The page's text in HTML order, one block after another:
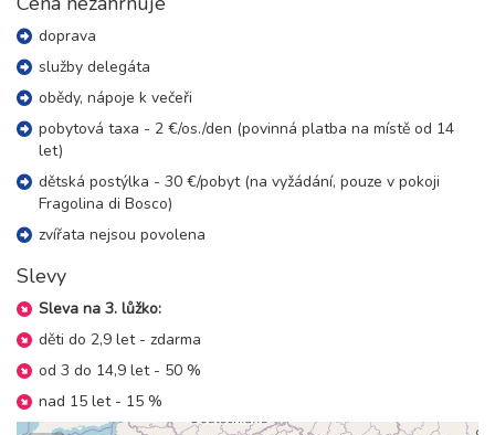
13.09. - 16.09.26
neděle - středa
5 900 Kč
neděle - čtvrtek
5 dní (4 noci)
13.09. - 18.09.26
9 700 Kč
13.09. - 20.09.26
neděle - neděle
13 600 Kč
20.09. - 23.09.26
neděle - středa
5 900 Kč rezervovat
doprava
služby delegáta
obědy, nápoje k večeři
pobytová taxa - 2 €/os./den (povinná platba na místě od 14
let)
dětská postýlka - 30 €/pobyt (na vyžádání, pouze v pokoji
Fragolina di Bosco)
zvířata nejsou povolena
Slevy
Sleva na 3. lůžko:
děti do 2,9 let - zdarma
od 3 do 14,9 let - 50 %
nad 15 let - 15 %